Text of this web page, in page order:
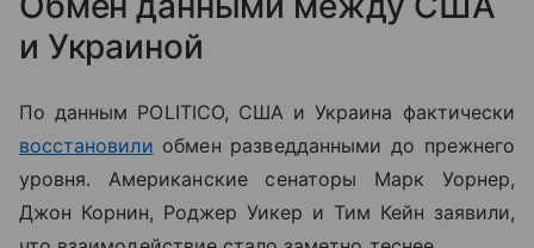
и Украиной
По данным POLITICO, США и Украина фактически
восстановили обмен разведданными до прежнего
уровня. Американские сенаторы Марк Уорнер,
Джон Корнин, Роджер Уикер и Тим Кейн заявили,